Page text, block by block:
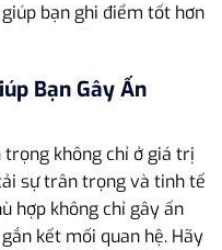
bạn ghi điểm tốt hơn
Bạn Gây Ấn
trọng không chỉ ở giá trị
sự trân trọng và tinh tế
hợp không chỉ gây ấn
kết mối quan hệ. Hãy